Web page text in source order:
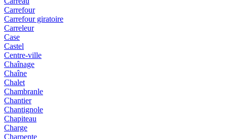
Carrefour
Carrefour giratoire
Carreleur
Case
Castel
Centre-ville
Chaînage
Chaîne
Chalet
Chambranle
Chantier
Chantignole
Chapiteau
Charge
Charpente